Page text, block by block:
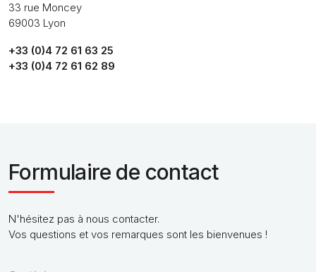
33 rue Moncey
69003 Lyon
+33 (0)4 72 61 63 25
+33 (0)4 72 61 62 89
Formulaire de contact
N'hésitez pas à nous contacter.
Vos questions et vos remarques sont les bienvenues !